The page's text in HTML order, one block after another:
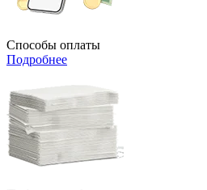
Способы оплаты
Подробнее